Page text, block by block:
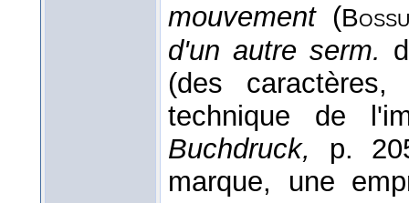
mouvement (
d'un autre serm.
(des
technique de
Buchdruck, p.
marque, une